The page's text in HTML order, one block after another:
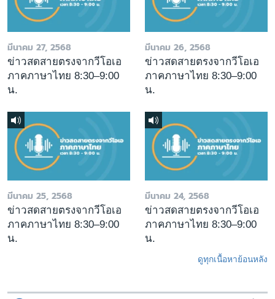
มีนาคม 27, 2568
ข่าวสดสายตรงจากวีโอเอ
ภาคภาษาไทย 8:30–9:00
น.
มีนาคม 26, 2568
ข่าวสดสายตรงจากวีโอเอ
ภาคภาษาไทย 8:30–9:00
น.
มีนาคม 25, 2568
ข่าวสดสายตรงจากวีโอเอ
ภาคภาษาไทย 8:30–9:00
น.
มีนาคม 24, 2568
ข่าวสดสายตรงจากวีโอเอ
ภาคภาษาไทย 8:30–9:00
น.
ดูทุกเนื้อหาย้อนหลัง